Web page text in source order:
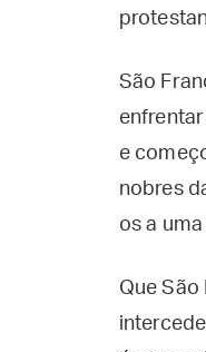
São
e
nobres
os a
Que São